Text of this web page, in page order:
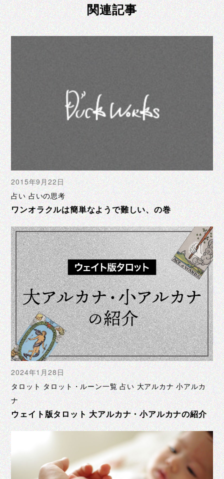
一覧へ戻る
関連記事
2015年9月22日
占い 占いの思考
ワンオラクルは簡単なようで難しい、の巻
2024年1月28日
タロット タロット・ルーン一覧 占い 大アルカナ 小アルカ
ナ
ウェイト版タロット 大アルカナ・小アルカナの紹介